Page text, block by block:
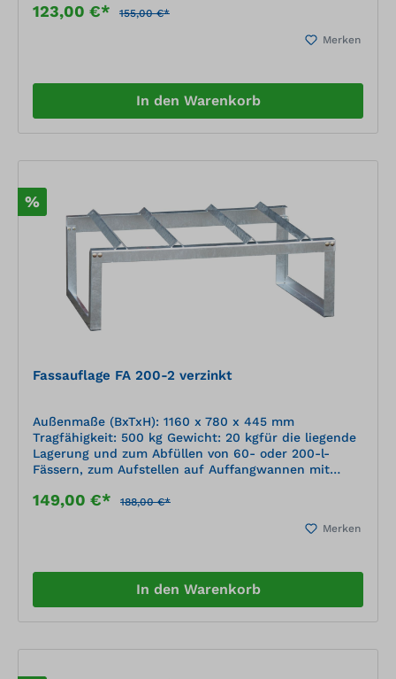
123,00 €* 155,00 €*
Merken
In den Warenkorb
%
Fassauflage FA 200-2 verzinkt
Außenmaße (BxTxH): 1160 x 780 x 445 mm
Tragfähigkeit: 500 kg Gewicht: 20 kgfür die liegende
Lagerung und zum Abfüllen von 60- oder 200-l-
Fässern, zum Aufstellen auf Auffangwannen mit
149,00 €* 188,00 €*
Merken
In den Warenkorb